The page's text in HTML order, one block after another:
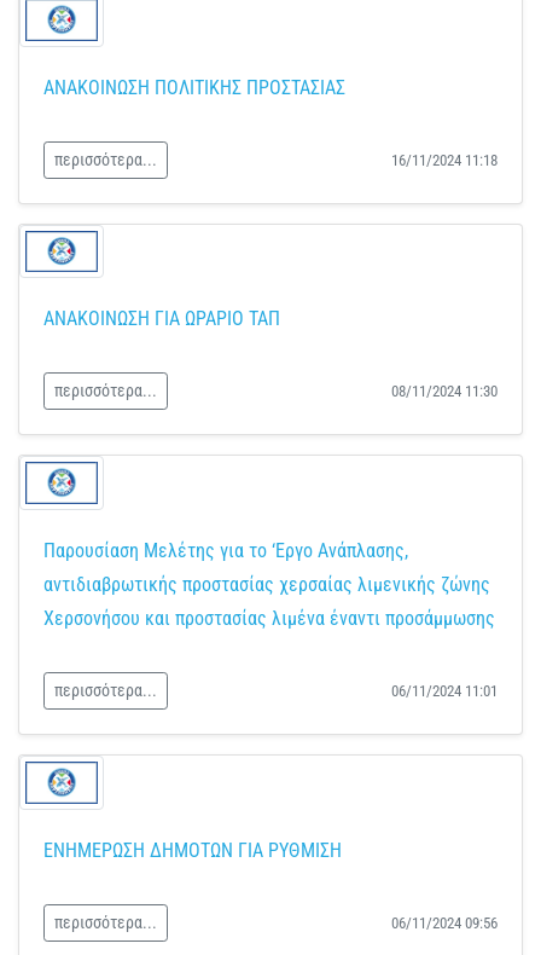
ΑΝΑΚΟΙΝΩΣΗ ΠΟΛΙΤΙΚΗΣ ΠΡΟΣΤΑΣΙΑΣ
περισσότερα... 16/11/2024 11:18
ΑΝΑΚΟΙΝΩΣΗ ΓΙΑ ΩΡΑΡΙΟ ΤΑΠ
περισσότερα... 08/11/2024 11:30
Παρουσίαση Μελέτης για το ‘Εργο Ανάπλασης,
αντιδιαβρωτικής προστασίας χερσαίας λιμενικής ζώνης
Χερσονήσου και προστασίας λιμένα έναντι προσάμμωσης
περισσότερα... 06/11/2024 11:01
ΕΝΗΜΕΡΩΣΗ ΔΗΜΟΤΩΝ ΓΙΑ ΡΥΘΜΙΣΗ
περισσότερα... 06/11/2024 09:56